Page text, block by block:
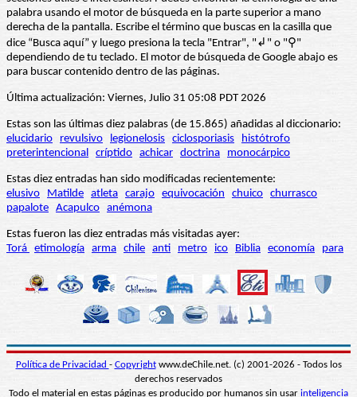
palabra usando el motor de búsqueda en la parte superior a mano
derecha de la pantalla. Escribe el término que buscas en la casilla que
dice “Busca aquí” y luego presiona la tecla "Entrar", "↲" o "⚲"
dependiendo de tu teclado. El motor de búsqueda de Google abajo es
para buscar contenido dentro de las páginas.
Última actualización: Viernes, Julio 31 05:08 PDT 2026
Estas son las últimas diez palabras (de 15.865) añadidas al diccionario:
elucidario
revulsivo legionelosis ciclosporiasis
histótrofo
preterintencional críptido achicar doctrina monocárpico
Estas diez entradas han sido modificadas recientemente:
elusivo
Matilde atleta carajo equivocación chuico churrasco
papalote Acapulco anémona
Estas fueron las diez entradas más visitadas ayer:
Torá etimología arma chile anti metro ico Biblia economía para
Política de Privacidad - Copyrightwww.deChile.net. (c) 2001-2026 - Todos los
derechos reservados
Todo el material en estas páginas es producido por humanos sin usar inteligencia